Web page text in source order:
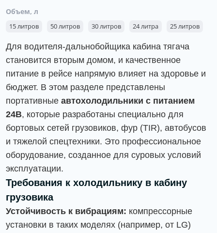
Объем, л
15 литров 50 литров 30 литров 24 литра 25 литров
Для водителя-дальнобойщика кабина тягача
становится вторым домом, и качественное
питание в рейсе напрямую влияет на здоровье и
бюджет. В этом разделе представлены
портативные автохолодильники с питанием
24В, которые разработаны специально для
бортовых сетей грузовиков, фур (TIR), автобусов
и тяжелой спецтехники. Это профессиональное
оборудование, созданное для суровых условий
эксплуатации.
Требования к холодильнику в кабину
грузовика
Устойчивость к вибрациям: компрессорные
установки в таких моделях (например, от LG)